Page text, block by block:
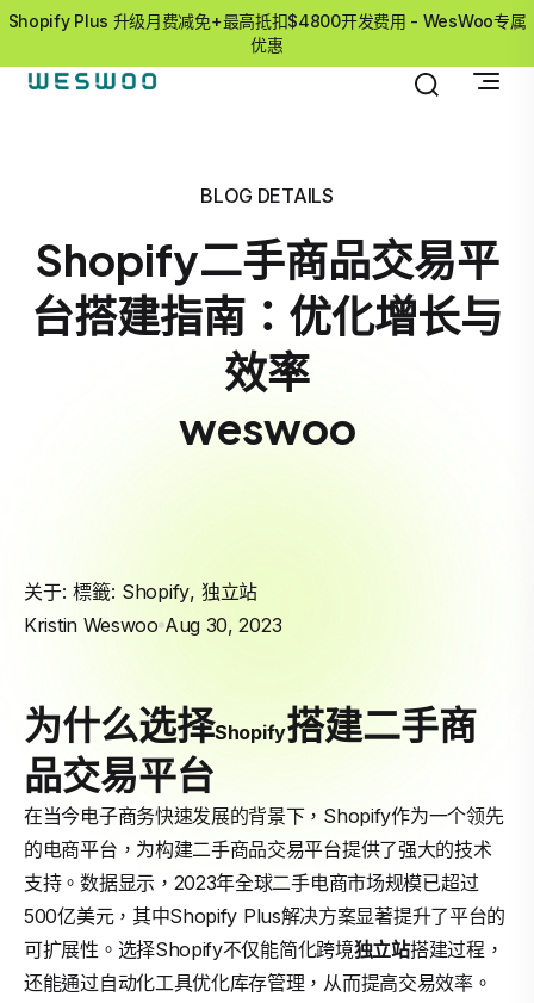
Shopify Plus 升级月费减免+最高抵扣$4800开发费用 - WesWoo专属
优惠
BLOG DETAILS
Shopify二手商品交易平
台搭建指南：优化增长与
效率
weswoo
关于: 標籤: Shopify, 独立站
Kristin Weswoo Aug 30, 2023
为什么选择Shopify搭建二手商
品交易平台
在当今电子商务快速发展的背景下，Shopify作为一个领先
的电商平台，为构建二手商品交易平台提供了强大的技术
支持。数据显示，2023年全球二手电商市场规模已超过
500亿美元，其中Shopify Plus解决方案显著提升了平台的
可扩展性。选择Shopify不仅能简化跨境独立站搭建过程，
还能通过自动化工具优化库存管理，从而提高交易效率。